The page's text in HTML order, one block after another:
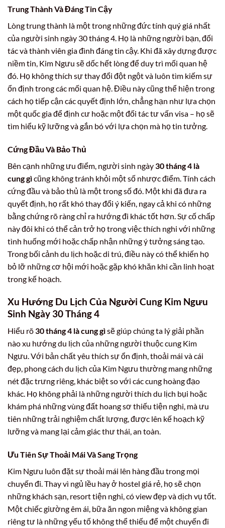
Trung Thành Và Đáng Tin Cậy
Lòng trung thành là một trong những đức tính quý giá nhất
của người sinh ngày 30 tháng 4. Họ là những người bạn, đối
tác và thành viên gia đình đáng tin cậy. Khi đã xây dựng được
niềm tin, Kim Ngưu sẽ dốc hết lòng để duy trì mối quan hệ
đó. Họ không thích sự thay đổi đột ngột và luôn tìm kiếm sự
ổn định trong các mối quan hệ. Điều này cũng thể hiện trong
cách họ tiếp cận các quyết định lớn, chẳng hạn như lựa chọn
một quốc gia để định cư hoặc một đối tác tư vấn visa – họ sẽ
tìm hiểu kỹ lưỡng và gắn bó với lựa chọn mà họ tin tưởng.
Cứng Đầu Và Bảo Thủ
Bên cạnh những ưu điểm, người sinh ngày30 tháng 4 là
cung gìcũng không tránh khỏi một số nhược điểm. Tính cách
cứng đầu và bảo thủ là một trong số đó. Một khi đã đưa ra
quyết định, họ rất khó thay đổi ý kiến, ngay cả khi có những
bằng chứng rõ ràng chỉ ra hướng đi khác tốt hơn. Sự cố chấp
này đôi khi có thể cản trở họ trong việc thích nghi với những
tình huống mới hoặc chấp nhận những ý tưởng sáng tạo.
Trong bối cảnh du lịch hoặc di trú, điều này có thể khiến họ
bỏ lỡ những cơ hội mới hoặc gặp khó khăn khi cần linh hoạt
trong kế hoạch.
Xu Hướng Du Lịch Của Người Cung Kim Ngưu
Sinh Ngày 30 Tháng 4
Hiểu rõ30 tháng 4 là cung gìsẽ giúp chúng ta lý giải phần
nào xu hướng du lịch của những người thuộc cung Kim
Ngưu. Với bản chất yêu thích sự ổn định, thoải mái và cái
đẹp, phong cách du lịch của Kim Ngưu thường mang những
nét đặc trưng riêng, khác biệt so với các cung hoàng đạo
khác. Họ không phải là những người thích du lịch bụi hoặc
khám phá những vùng đất hoang sơ thiếu tiện nghi, mà ưu
tiên những trải nghiệm chất lượng, được lên kế hoạch kỹ
lưỡng và mang lại cảm giác thư thái, an toàn.
Ưu Tiên Sự Thoải Mái Và Sang Trọng
Kim Ngưu luôn đặt sự thoải mái lên hàng đầu trong mọi
chuyến đi. Thay vì ngủ lều hay ở hostel giá rẻ, họ sẽ chọn
những khách sạn, resort tiện nghi, có view đẹp và dịch vụ tốt.
Một chiếc giường êm ái, bữa ăn ngon miệng và không gian
riêng tư là những yếu tố không thể thiếu để một chuyến đi